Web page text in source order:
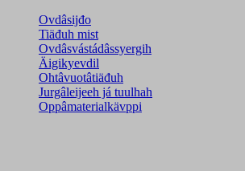
Ovdâsijđo
Tiäđuh mist
Ovdâsvástádâssyergih
Äigikyevdil
Ohtâvuotâtiäđuh
Jurgâleijeeh já tuulhah
Oppâmaterialkävppi